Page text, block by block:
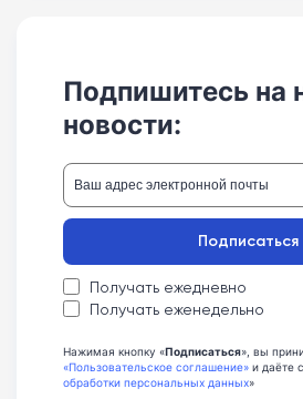
Подпишитесь на
новости:
Получать ежедневно
Получать еженедельно
Подписаться
Нажимая кнопку «Подписаться», вы
«Пользовательское соглашение» и даёте
обработки персональных данных»